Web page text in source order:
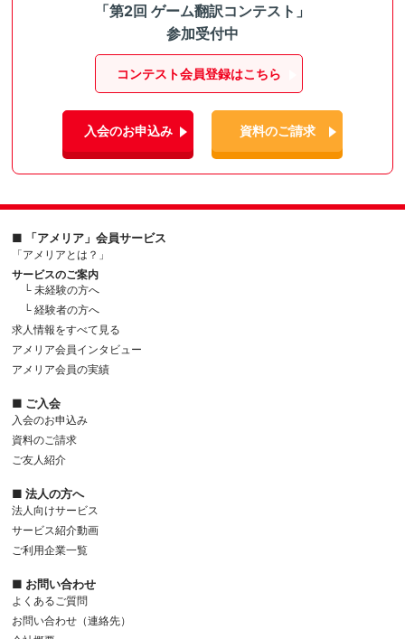
「第2回 ゲーム翻訳コンテスト」
参加受付中
コンテスト会員登録はこちら
入会のお申込み 資料のご請求
■ 「アメリア」会員サービス
「アメリアとは？」
サービスのご案内
└ 未経験の方へ
└ 経験者の方へ
求人情報をすべて見る
アメリア会員インタビュー
アメリア会員の実績
■ ご入会
入会のお申込み
資料のご請求
ご友人紹介
■ 法人の方へ
法人向けサービス
サービス紹介動画
ご利用企業一覧
■ お問い合わせ
よくあるご質問
お問い合わせ（連絡先）